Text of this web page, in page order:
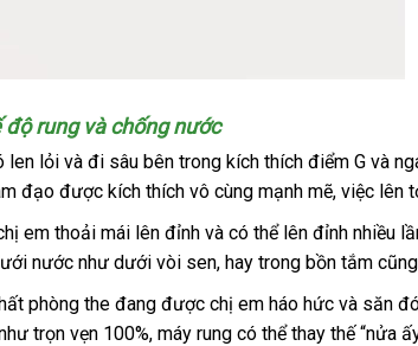
độ rungcó
nên
chọn
và chống nước
len lỏi đẹp
và đi sâu bên trong kích thích điểm G
dẫn
và
đạo Mỹ
được kích thích vô cùng mạnh mẽkho
hàng
, việc lên
em thoải mái lên đỉnh nhập
khẩu
và kho
hàng
có thể lên đỉnh nhiều
nước như dưới vòi sencó
nên
chọn
, hay trong bồn tắm có
nên
mua
cũng
phòng the đang cũ
được chị em háo hức đắt
nhất
và săn
trọn vẹn 100%đã
, máy rung online
có thể thay thế “nửa